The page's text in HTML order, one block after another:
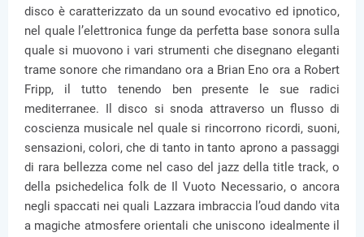
disco è caratterizzato da un sound evocativo ed ipnotico,
nel quale l’elettronica funge da perfetta base sonora sulla
quale si muovono i vari strumenti che disegnano eleganti
trame sonore che rimandano ora a Brian Eno ora a Robert
Fripp, il tutto tenendo ben presente le sue radici
mediterranee. Il disco si snoda attraverso un flusso di
coscienza musicale nel quale si rincorrono ricordi, suoni,
sensazioni, colori, che di tanto in tanto aprono a passaggi
di rara bellezza come nel caso del jazz della title track, o
della psichedelica folk de Il Vuoto Necessario, o ancora
negli spaccati nei quali Lazzara imbraccia l’oud dando vita
a magiche atmosfere orientali che uniscono idealmente il